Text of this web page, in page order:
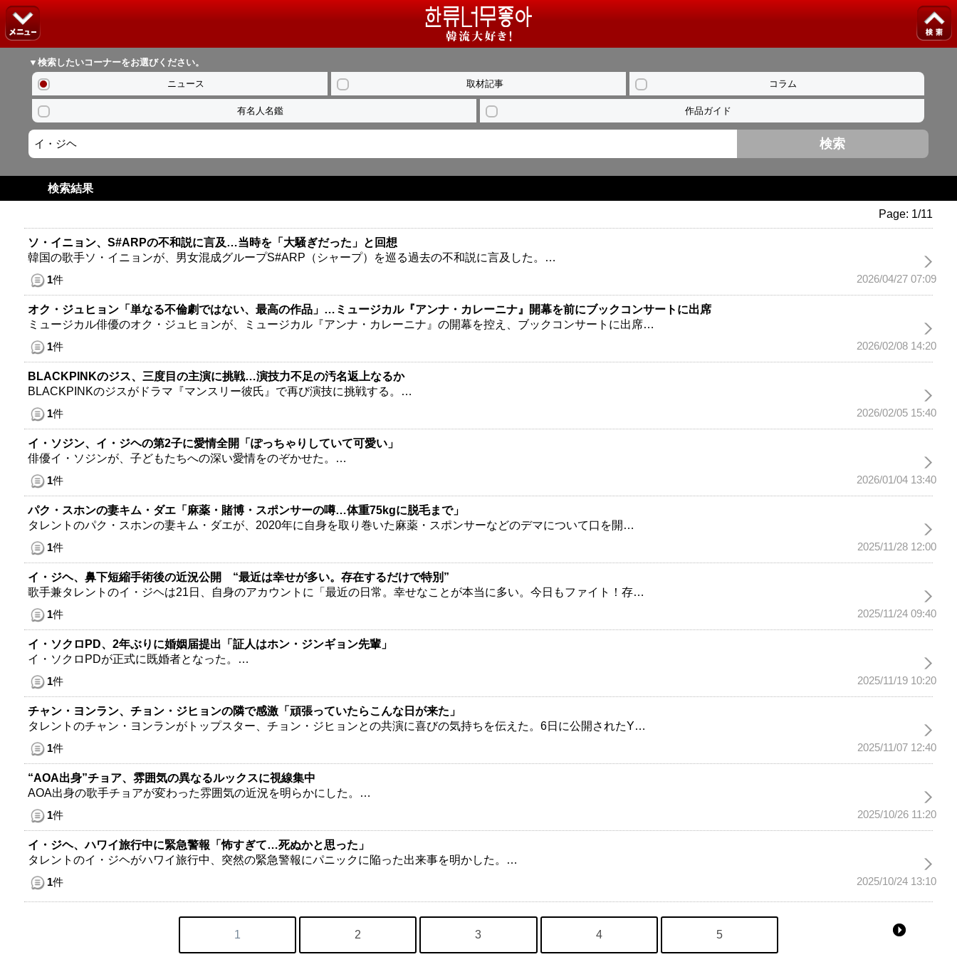
▼検索したいコーナーをお選びください。
ニュース
取材記事 コラム
有名人名鑑 作品ガイド
検索結果
Page: 1/11
ソ・イニョン、S#ARPの不和説に言及…当時を「大騒ぎだった」と回想
韓国の歌手ソ・イニョンが、男女混成グループS#ARP（シャープ）を巡る過去の不和説に言及した。…
2026/04/27 07:09
1件
オク・ジュヒョン「単なる不倫劇ではない、最高の作品」…ミュージカル『アンナ・カレーニナ』開幕を前にブックコンサートに出席
ミュージカル俳優のオク・ジュヒョンが、ミュージカル『アンナ・カレーニナ』の開幕を控え、ブックコンサートに出席…
2026/02/08 14:20
1件
BLACKPINKのジス、三度目の主演に挑戦…演技力不足の汚名返上なるか
BLACKPINKのジスがドラマ『マンスリー彼氏』で再び演技に挑戦する。…
2026/02/05 15:40
1件
イ・ソジン、イ・ジヘの第2子に愛情全開「ぽっちゃりしていて可愛い」
俳優イ・ソジンが、子どもたちへの深い愛情をのぞかせた。…
2026/01/04 13:40
1件
パク・スホンの妻キム・ダエ「麻薬・賭博・スポンサーの噂…体重75kgに脱毛まで」
タレントのパク・スホンの妻キム・ダエが、2020年に自身を取り巻いた麻薬・スポンサーなどのデマについて口を開…
2025/11/28 12:00
1件
イ・ジヘ、鼻下短縮手術後の近況公開 “最近は幸せが多い。存在するだけで特別”
歌手兼タレントのイ・ジヘは21日、自身のアカウントに「最近の日常。幸せなことが本当に多い。今日もファイト！存…
2025/11/24 09:40
1件
イ・ソクロPD、2年ぶりに婚姻届提出「証人はホン・ジンギョン先輩」
イ・ソクロPDが正式に既婚者となった。…
2025/11/19 10:20
1件
チャン・ヨンラン、チョン・ジヒョンの隣で感激「頑張っていたらこんな日が来た」
タレントのチャン・ヨンランがトップスター、チョン・ジヒョンとの共演に喜びの気持ちを伝えた。6日に公開されたY…
2025/11/07 12:40
1件
“AOA出身”チョア、雰囲気の異なるルックスに視線集中
AOA出身の歌手チョアが変わった雰囲気の近況を明らかにした。…
2025/10/26 11:20
1件
イ・ジヘ、ハワイ旅行中に緊急警報「怖すぎて…死ぬかと思った」
タレントのイ・ジヘがハワイ旅行中、突然の緊急警報にパニックに陥った出来事を明かした。…
2025/10/24 13:10
1件
1 2 3 4 5